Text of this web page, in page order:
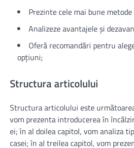
Prezinte cele mai bune
Analizeze avantajele și
Oferă recomandări pentru
opțiuni;
Structura articolului
Structura articolului este
vom prezenta introducerea în
ei; în al doilea capitol, vom analiza
casei; în al treilea capitol, vom